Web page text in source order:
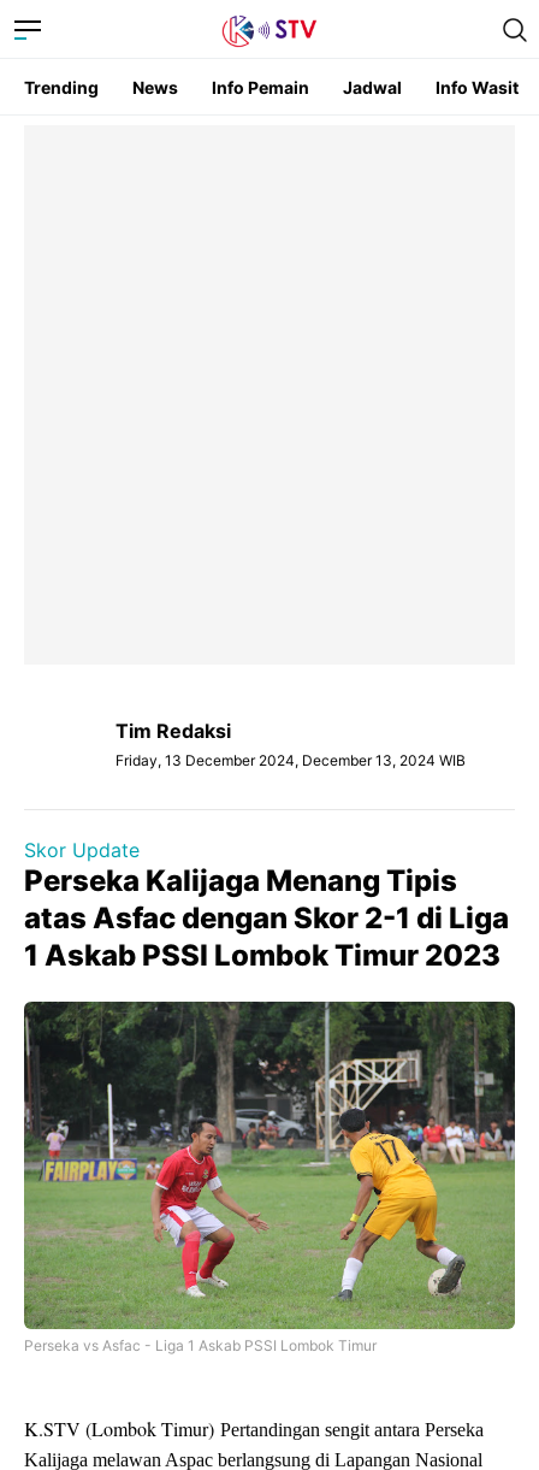
Trending News Info Pemain Jadwal Info Wasit
Tim Redaksi
Friday, 13 December 2024, December 13, 2024 WIB
Skor Update
Perseka Kalijaga Menang Tipis
atas Asfac dengan Skor 2-1 di Liga
1 Askab PSSI Lombok Timur 2023
Perseka vs Asfac - Liga 1 Askab PSSI Lombok Timur
K.STV (Lombok Timur) Pertandingan sengit antara Perseka
Kalijaga melawan Aspac berlangsung di Lapangan Nasional